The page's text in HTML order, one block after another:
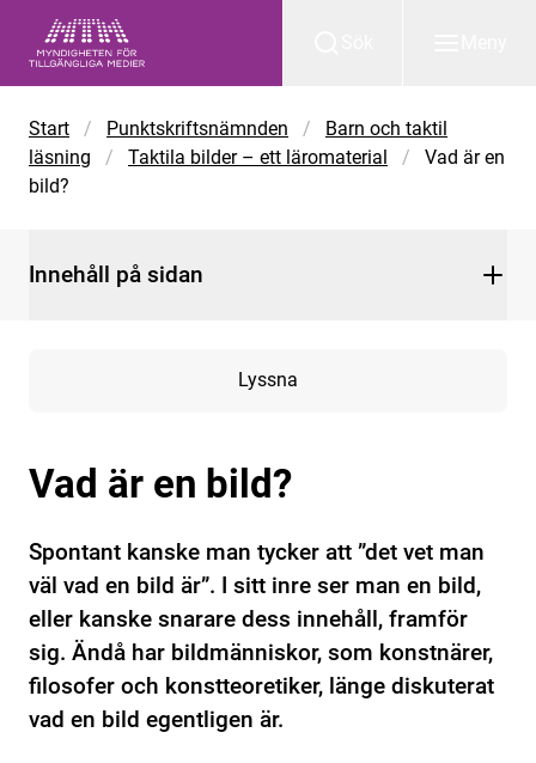
Start / Punktskriftsnämnden /
Barn och taktil
läsning
/ Taktila bilder – ett läromaterial /
Vad är en
bild?
Lyssna
Vad är en bild?
Spontant kanske man tycker att ”det vet man
väl vad en bild är”. I sitt inre ser man en bild,
eller kanske snarare dess innehåll, framför
sig. Ändå har bildmänniskor, som konstnärer,
filosofer och konstteoretiker, länge diskuterat
vad en bild egentligen är.
Innehåll på sidan